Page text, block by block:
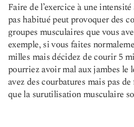
Faire de l’exercice à une intensité
pas habitué peut provoquer des
groupes musculaires que vous
exemple, si vous faites
milles mais décidez de courir 5
pourriez avoir mal aux jambes le
avez des courbatures mais pas
que la surutilisation musculaire